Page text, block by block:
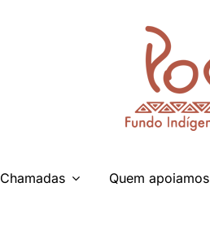
Chamadas Quem apoiamos